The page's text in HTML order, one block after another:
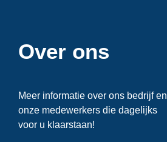
Over ons
Meer informatie over ons bedrijf en
onze medewerkers die dagelijks
voor u klaarstaan!